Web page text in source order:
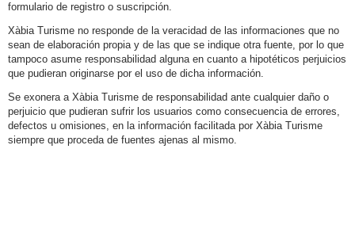
formulario de registro o suscripción.
Xàbia Turisme no responde de la veracidad de las informaciones que no
sean de elaboración propia y de las que se indique otra fuente, por lo que
tampoco asume responsabilidad alguna en cuanto a hipotéticos perjuicios
que pudieran originarse por el uso de dicha información.
Se exonera a Xàbia Turisme de responsabilidad ante cualquier daño o
perjuicio que pudieran sufrir los usuarios como consecuencia de errores,
defectos u omisiones, en la información facilitada por Xàbia Turisme
siempre que proceda de fuentes ajenas al mismo.